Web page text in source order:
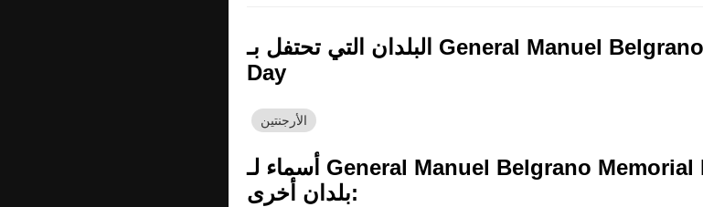
البلدان التي تحتفل بـ General Manuel Belgrano Memorial
Day
الأرجنتين
أسماء لـ General Manuel Belgrano Memorial Day في
بلدان أخرى: